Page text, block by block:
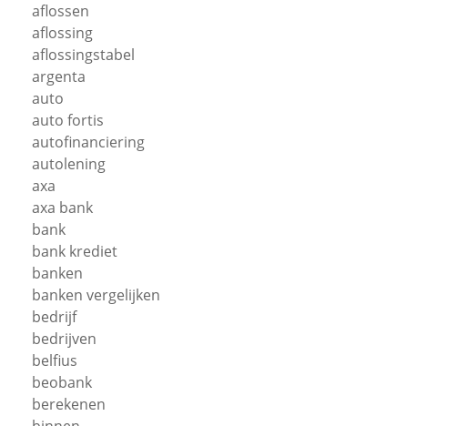
aflossen
aflossing
aflossingstabel
argenta
auto
auto fortis
autofinanciering
autolening
axa
axa bank
bank
bank krediet
banken
banken vergelijken
bedrijf
bedrijven
belfius
beobank
berekenen